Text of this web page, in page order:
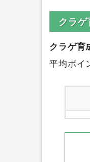
クラゲ
クラゲ
平均ポ